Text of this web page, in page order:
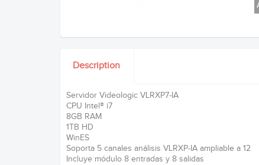
Description
Servidor Videologic VLRXP7-IA
CPU Intel® i7
8GB RAM
1TB HD
WinES
Soporta 5 canales análisis VLRXP-IA ampliable a 12
Incluye módulo 8 entradas y 8 salidas